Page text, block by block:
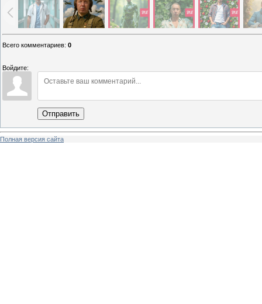
Всего комментариев: 0
Войдите:
Отправить
Полная версия сайта